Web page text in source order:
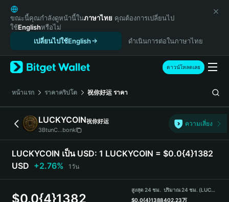
English
日本語
Tiếng Việt
Español (Latinoamérica)
Türkçe
Français
Deutsch
简体中文
繁體中文
Português (Portugal)
Bahasa Indonesia
ภาษาไทย
हिन्दी
ขณะนี้คุณกำลังดูหน้านี้ในภาษาไทย คุณต้องการเปลี่ยนไป
ใช้Englishหรือไม่
เปลี่ยนไปใช้English
ดำเนินการต่อในภาษาไทย
ดาวน์โหลดเลย
หน้าแรก ราคาคริปโต 祝你好运 ราคา
LUCKYCOIN祝你好运
3BtunC...bonk
ความเสี่ยง
LUCKYCOIN เป็น USD: 1 LUCKYCOIN = $0.0{4}1382
USD +2.76% 1วัน
$0.0{4}1382
สูงสุด 24 ชม.
$0.0{4}1388
ปริมาณ 24 ชม. (LUCKYCOIN)
402.23万